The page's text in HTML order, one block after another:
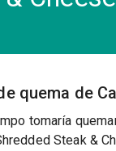
quema de
tomaría
Steak &